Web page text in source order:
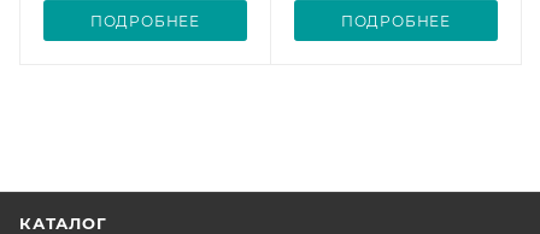
ПОДРОБНЕЕ ПОДРОБНЕЕ
КАТАЛОГ